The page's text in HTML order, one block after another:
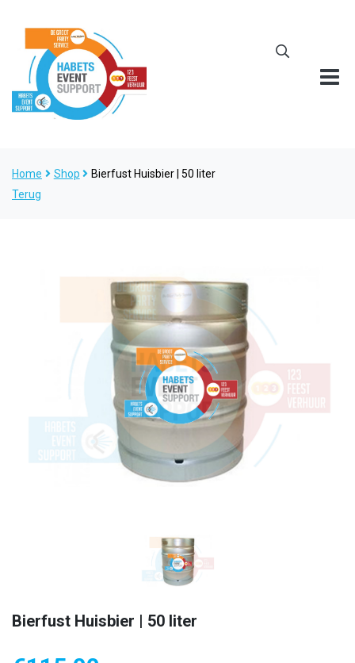
Home Shop
Bierfust Huisbier | 50 liter
Terug
Bierfust Huisbier | 50 liter